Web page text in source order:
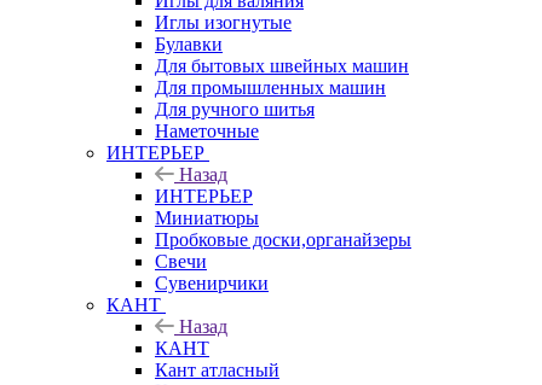
Иглы изогнутые
Булавки
Для бытовых швейных машин
Для промышленных машин
Для ручного шитья
Наметочные
ИНТЕРЬЕР
Назад
ИНТЕРЬЕР
Миниатюры
Пробковые доски,органайзеры
Свечи
Сувенирчики
КАНТ
Назад
КАНТ
Кант атласный